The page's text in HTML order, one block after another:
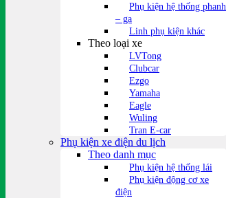
Phụ kiện hệ thống phanh
– ga
Linh phụ kiện khác
Theo loại xe
LVTong
Clubcar
Ezgo
Yamaha
Eagle
Wuling
Tran E-car
Phụ kiện xe điện du lịch
Theo danh mục
Phụ kiện hệ thống lái
Phụ kiện động cơ xe
điện